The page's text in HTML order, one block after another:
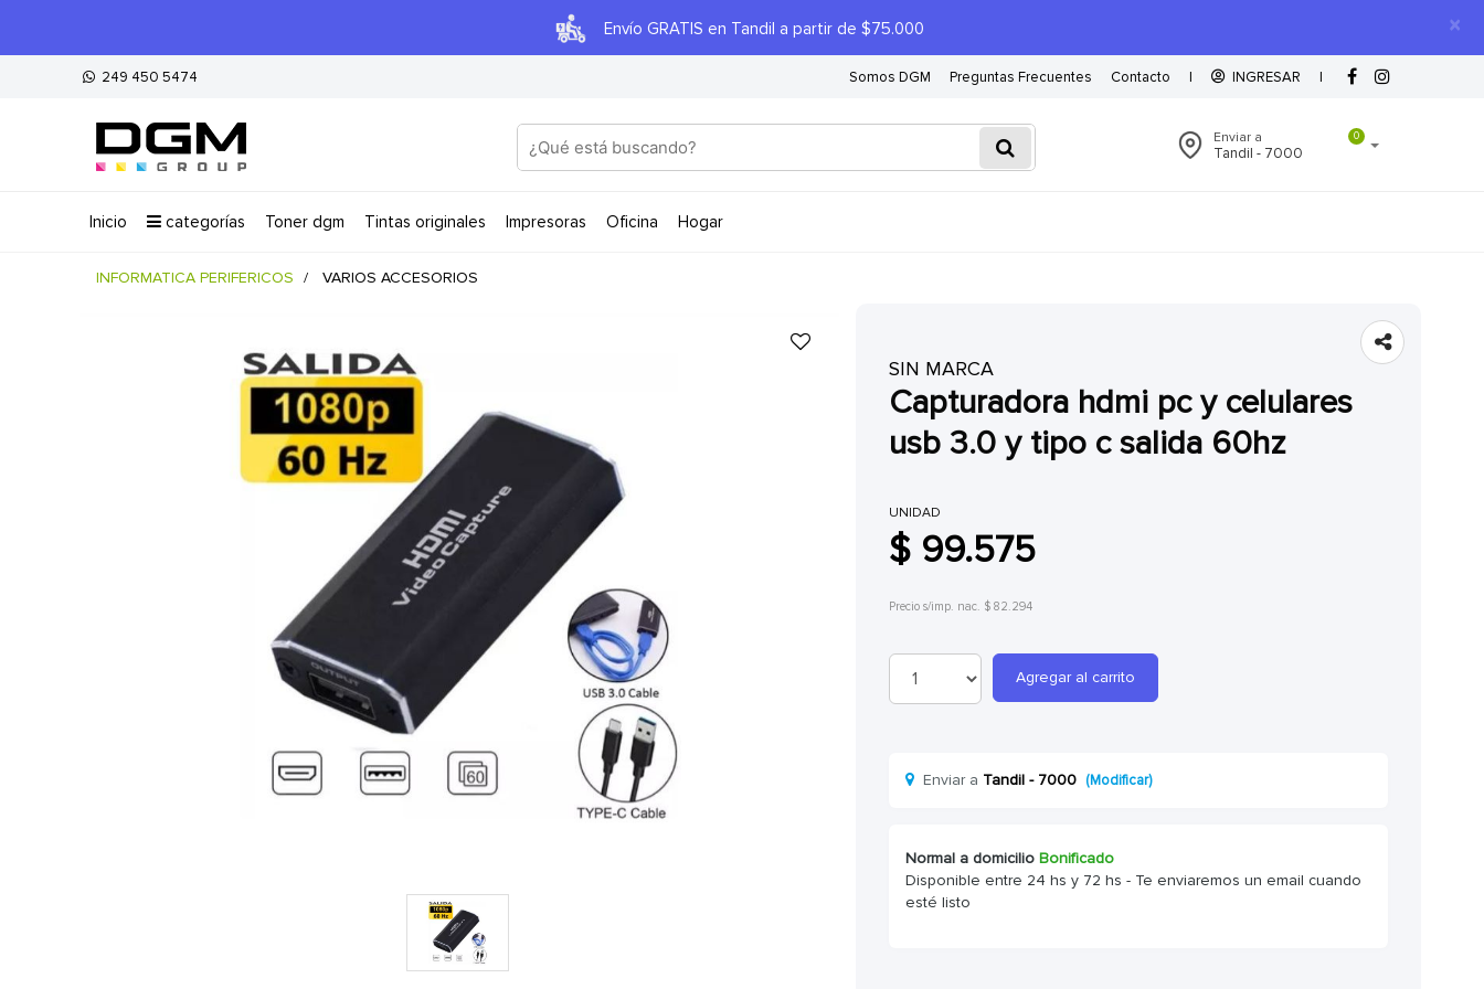
×
Envío GRATIS en Tandil a partir de $75.000
249 450 5474 Somos DGM Preguntas Frecuentes Contacto | INGRESAR |
0
Enviar a
Tandil - 7000
inicio categorías toner dgm tintas originales impresoras oficina hogar
INFORMATICA PERIFERICOS VARIOS ACCESORIOS
SIN MARCA
capturadora hdmi pc y celulares
usb 3.0 y tipo c salida 60hz
UNIDAD
$ 99.575
Precio s/imp. nac. $ 82.294
Agregar al carrito
Enviar a Tandil - 7000 (Modificar)
Normal a domicilio Bonificado
Disponible entre 24 hs y 72 hs - Te enviaremos un email cuando
esté listo